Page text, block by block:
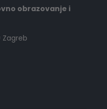
obrazovanje i
Zagreb